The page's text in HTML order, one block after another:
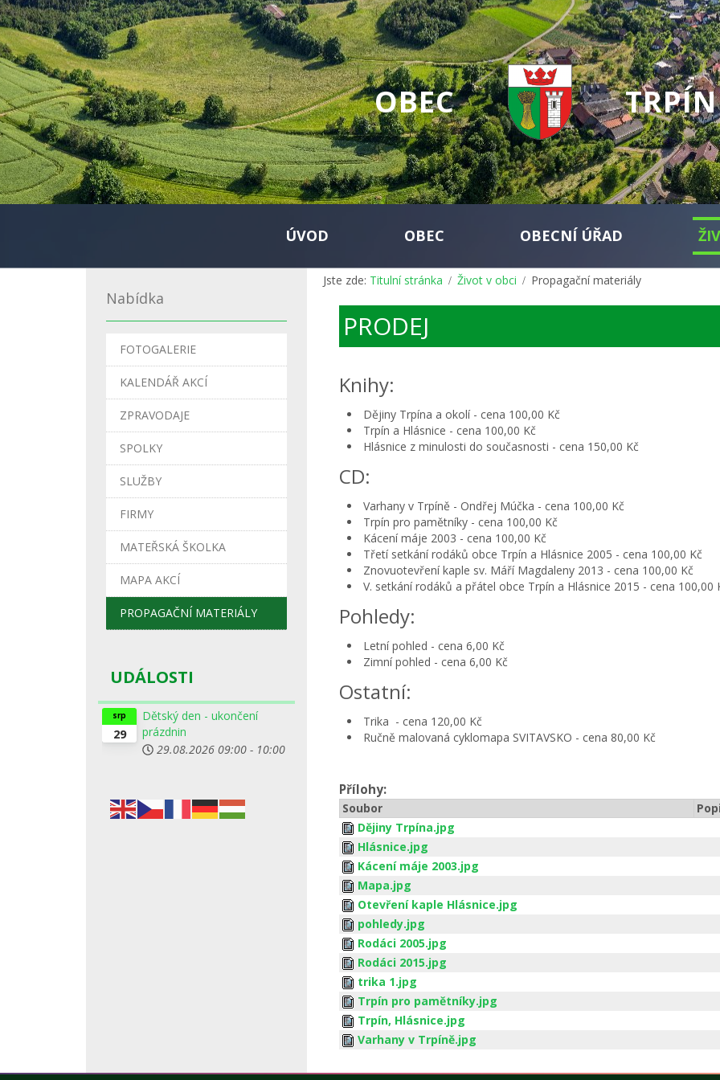
OBEC TRPÍN
ÚVOD OBEC OBECNÍ ÚŘAD
Nabídka
FOTOGALERIE
KALENDÁŘ AKCÍ
ZPRAVODAJE
SPOLKY
SLUŽBY
FIRMY
MATEŘSKÁ ŠKOLKA
MAPA AKCÍ
PROPAGAČNÍ MATERIÁLY
UDÁLOSTI
29
srp
Dětský den - ukončení
prázdnin
29.08.2026 09:00 - 10:00
Jste zde: Titulní stránka Život v obci Propagační materiály
PRODEJ
Knihy:
Dějiny Trpína a okolí - cena 100,00 Kč
Trpín a Hlásnice - cena 100,00 Kč
Hlásnice z minulosti do současnosti - cena 150,00 Kč
CD:
Varhany v Trpíně - Ondřej Múčka - cena 100,00 Kč
Trpín pro pamětníky - cena 100,00 Kč
Kácení máje 2003 - cena 100,00 Kč
Třetí setkání rodáků obce Trpín a Hlásnice 2005 - cena 100,00 Kč
Znovuotevření kaple sv. Máří Magdaleny 2013 - cena 100,00 Kč
V. setkání rodáků a přátel obce Trpín a Hlásnice 2015 - cena 100,00
Pohledy:
Letní pohled - cena 6,00 Kč
Zimní pohled - cena 6,00 Kč
Ostatní:
Trika - cena 120,00 Kč
Ručně malovaná cyklomapa SVITAVSKO - cena 80,00 Kč
Přílohy:
Soubor
Dějiny Trpína.jpg
Hlásnice.jpg
Kácení máje 2003.jpg
Mapa.jpg
Otevření kaple Hlásnice.jpg
pohledy.jpg
Rodáci 2005.jpg
Rodáci 2015.jpg
trika 1.jpg
Trpín pro pamětníky.jpg
Trpín, Hlásnice.jpg
Varhany v Trpíně.jpg